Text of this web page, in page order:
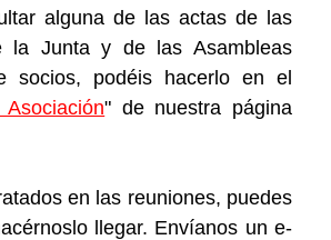
alguna de las actas de las
la Junta y de las Asambleas
socios, podéis hacerlo en el
Asociación" de nuestra página
en las reuniones, puedes
llegar. Envíanos un e-